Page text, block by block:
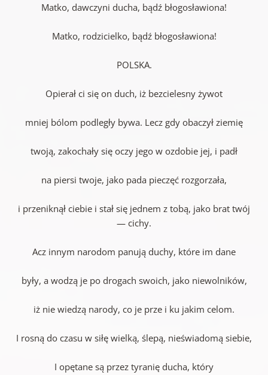
Matko, dawczyni ducha, bądź błogosławiona!
Matko, rodzicielko, bądź błogosławiona!
POLSKA.
Opierał ci się on duch, iż bezcielesny żywot
mniej bólom podległy bywa. Lecz gdy obaczył ziemię
twoją, zakochały się oczy jego w ozdobie jej, i padł
na piersi twoje, jako pada pieczęć rozgorzała,
i przeniknął ciebie i stał się jednem z tobą, jako brat twój
— cichy.
Acz innym narodom panują duchy, które im dane
były, a wodzą je po drogach swoich, jako niewolników,
iż nie wiedzą narody, co je prze i ku jakim celom.
I rosną do czasu w siłę wielką, ślepą, nieświadomą siebie,
I opętane są przez tyranię ducha, który